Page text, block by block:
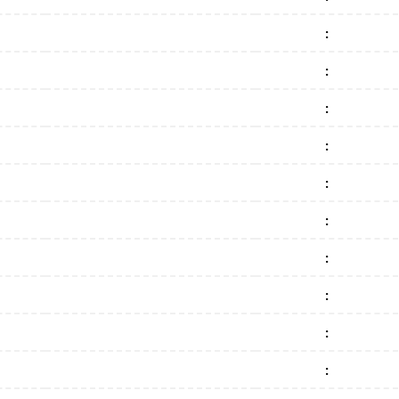
:
:
:
:
:
:
:
:
:
: